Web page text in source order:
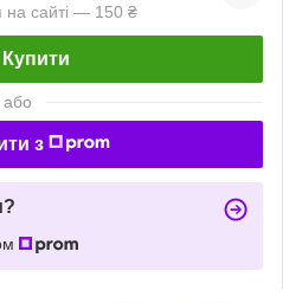
на сайті — 150 ₴
Купити
або
з